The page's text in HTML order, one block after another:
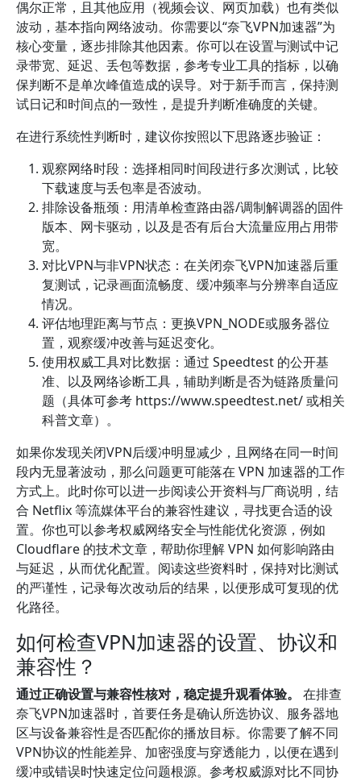
偶尔正常，且其他应用（视频会议、网页加载）也有类似
波动，基本指向网络波动。你需要以“奈飞VPN加速器”为
核心变量，逐步排除其他因素。你可以在设置与测试中记
录带宽、延迟、丢包等数据，参考专业工具的指标，以确
保判断不是单次峰值造成的误导。对于新手而言，保持测
试日记和时间点的一致性，是提升判断准确度的关键。
在进行系统性判断时，建议你按照以下思路逐步验证：
观察网络时段：选择相同时间段进行多次测试，比较
下载速度与丢包率是否波动。
排除设备瓶颈：用清单检查路由器/调制解调器的固件
版本、网卡驱动，以及是否有后台大流量应用占用带
宽。
对比VPN与非VPN状态：在关闭奈飞VPN加速器后重
复测试，记录画面流畅度、缓冲频率与分辨率自适应
情况。
评估地理距离与节点：更换VPN_NODE或服务器位
置，观察缓冲改善与延迟变化。
使用权威工具对比数据：通过 Speedtest 的公开基
准、以及网络诊断工具，辅助判断是否为链路质量问
题（具体可参考 https://www.speedtest.net/ 或相关
科普文章）。
如果你发现关闭VPN后缓冲明显减少，且网络在同一时间
段内无显著波动，那么问题更可能落在 VPN 加速器的工作
方式上。此时你可以进一步阅读公开资料与厂商说明，结
合 Netflix 等流媒体平台的兼容性建议，寻找更合适的设
置。你也可以参考权威网络安全与性能优化资源，例如
Cloudflare 的技术文章，帮助你理解 VPN 如何影响路由
与延迟，从而优化配置。阅读这些资料时，保持对比测试
的严谨性，记录每次改动后的结果，以便形成可复现的优
化路径。
如何检查VPN加速器的设置、协议和
兼容性？
通过正确设置与兼容性核对，稳定提升观看体验。
在排查
奈飞VPN加速器时，首要任务是确认所选协议、服务器地
区与设备兼容性是否匹配你的播放目标。你需要了解不同
VPN协议的性能差异、加密强度与穿透能力，以便在遇到
缓冲或错误时快速定位问题根源。参考权威源对比不同协